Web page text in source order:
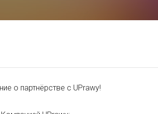
о партнёрстве с UPrawy!